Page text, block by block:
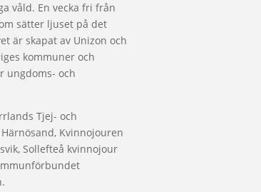
våld. En vecka fri från
sätter ljuset på det
är skapat av Unizon och
kommuner och
ungdoms- och
Tjej- och
Kvinnojouren
Sollefteå kvinnojour